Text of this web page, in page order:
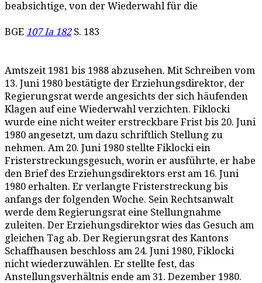
beabsichtige, von der Wiederwahl für die
BGE 107 Ia 182S. 183
Amtszeit 1981 bis 1988 abzusehen. Mit Schreiben vom
13. Juni 1980 bestätigte der Erziehungsdirektor, der
Regierungsrat werde angesichts der sich häufenden
Klagen auf eine Wiederwahl verzichten. Fiklocki
wurde eine nicht weiter erstreckbare Frist bis 20. Juni
1980 angesetzt, um dazu schriftlich Stellung zu
nehmen. Am 20. Juni 1980 stellte Fiklocki ein
Fristerstreckungsgesuch, worin er ausführte, er habe
den Brief des Erziehungsdirektors erst am 16. Juni
1980 erhalten. Er verlangte Fristerstreckung bis
anfangs der folgenden Woche. Sein Rechtsanwalt
werde dem Regierungsrat eine Stellungnahme
zuleiten. Der Erziehungsdirektor wies das Gesuch am
gleichen Tag ab. Der Regierungsrat des Kantons
Schaffhausen beschloss am 24. Juni 1980, Fiklocki
nicht wiederzuwählen. Er stellte fest, das
Anstellungsverhältnis ende am 31. Dezember 1980.